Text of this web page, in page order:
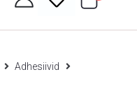
Adhesiivid